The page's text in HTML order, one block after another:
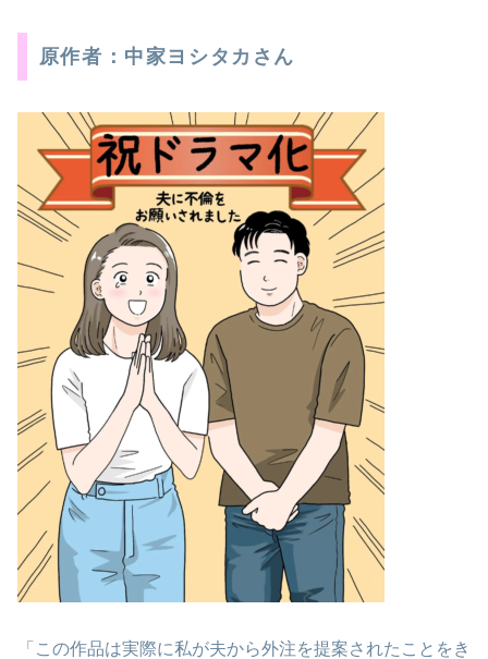
原作者：中家ヨシタカさん
「この作品は実際に私が夫から外注を提案されたことをき